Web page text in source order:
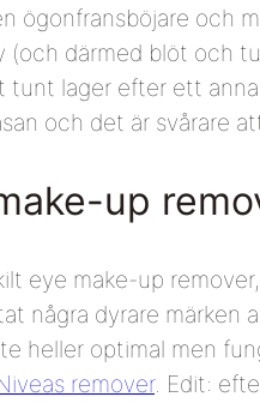
ögonfransböjare och
(och därmed blöt och
lager efter ett
och det är svårare
up
eye make-up
några dyrare
heller optimal men
remover. Edit: